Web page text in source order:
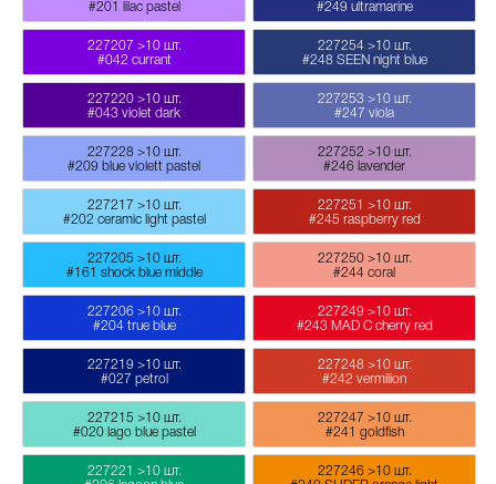
#201 lilac pastel
227207
#042 currant
>10 шт.
227220
#043 violet dark
>10 шт.
227228
#209 blue violett pastel
>10 шт.
227217
#202 ceramic light pastel
>10 шт.
227205
#161 shock blue middle
>10 шт.
227206
#204 true blue
>10 шт.
227219
#027 petrol
>10 шт.
227215
#020 lago blue pastel
>10 шт.
227221 >10 шт.
#249 ultramarine
227254
#248 SEEN night blue
>10 шт.
227253
#247 viola
>10 шт.
227252
#246 lavender
>10 шт.
227251
#245 raspberry red
>10 шт.
227250
#244 coral
>10 шт.
227249
#243 MAD C cherry red
>10 шт.
227248
#242 vermilion
>10 шт.
227247
#241 goldfish
>10 шт.
227246 >10 шт.